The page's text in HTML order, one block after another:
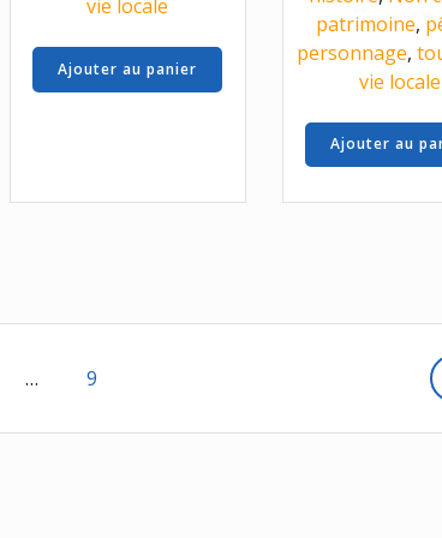
vie locale
Ajouter au panier
patrimoine,
personnage,
vie locale
Ajouter au
… Page
9